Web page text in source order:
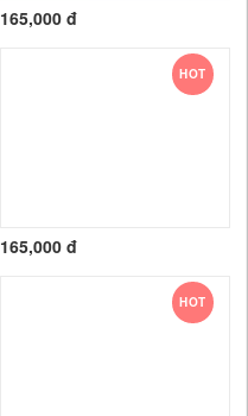
165,000 đ
HOT
165,000 đ
HOT